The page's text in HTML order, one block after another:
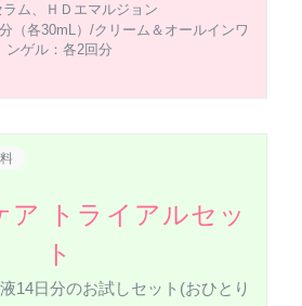
ラム、ＨＤエマルジョン
（各30mL）/クリーム＆オールインワ
ンゲル：各2回分
ア トライアルセッ
ト
14日分のお試しセット(おひとり